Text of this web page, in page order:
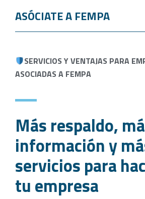
ASÓCIATE A FEMPA
SERVICIOS Y VENTAJAS PARA
ASOCIADAS A FEMPA
Más respaldo,
información y
servicios para
tu empresa